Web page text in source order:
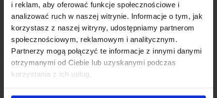
i reklam, aby oferować funkcje społecznościowe i
analizować ruch w naszej witrynie. Informacje o tym, jak
korzystasz z naszej witryny, udostępniamy partnerom
społecznościowym, reklamowym i analitycznym.
Partnerzy mogą połączyć te informacje z innymi danymi
otrzymanymi od Ciebie lub uzyskanymi podczas
korzystania z ich usług.
+48 42 687 00 44
uczelnia@wskinfo.pl